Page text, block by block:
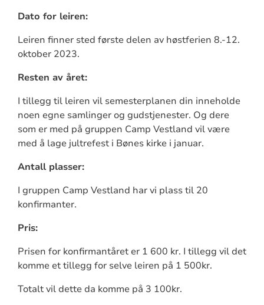
Dato for leiren:
Leiren finner sted første delen av høstferien 8.-12.
oktober 2023.
Resten av året:
I tillegg til leiren vil semesterplanen din inneholde
noen egne samlinger og gudstjenester. Og dere
som er med på gruppen Camp Vestland vil være
med å lage jultrefest i Bønes kirke i januar.
Antall plasser:
I gruppen Camp Vestland har vi plass til 20
konfirmanter.
Pris:
Prisen for konfirmantåret er 1 600 kr. I tillegg vil det
komme et tillegg for selve leiren på 1 500kr.
Totalt vil dette da komme på 3 100kr.